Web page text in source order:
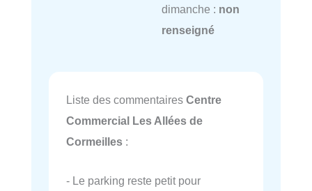
dimanche : non
renseigné
Liste des commentaires Centre
Commercial Les Allées de
Cormeilles :
- Le parking reste petit pour